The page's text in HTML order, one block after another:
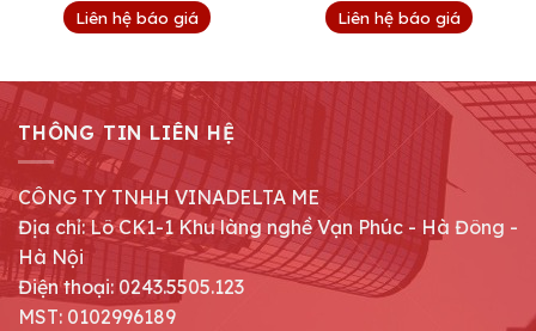
Liên hệ báo giá
Liên hệ báo giá
THÔNG TIN LIÊN HỆ
CÔNG TY TNHH VINADELTA ME
Địa chỉ: Lô CK1-1 Khu làng nghề Vạn Phúc - Hà Đông -
Hà Nội
Điện thoại: 0243.5505.123
MST: 0102996189